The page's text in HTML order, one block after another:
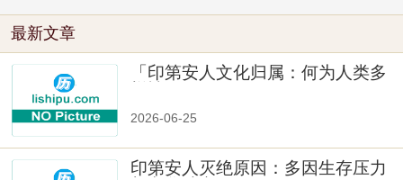
最新文章
「印第安人文化归属：何为人类多
2026-06-25
印第安人灭绝原因：多因生存压力